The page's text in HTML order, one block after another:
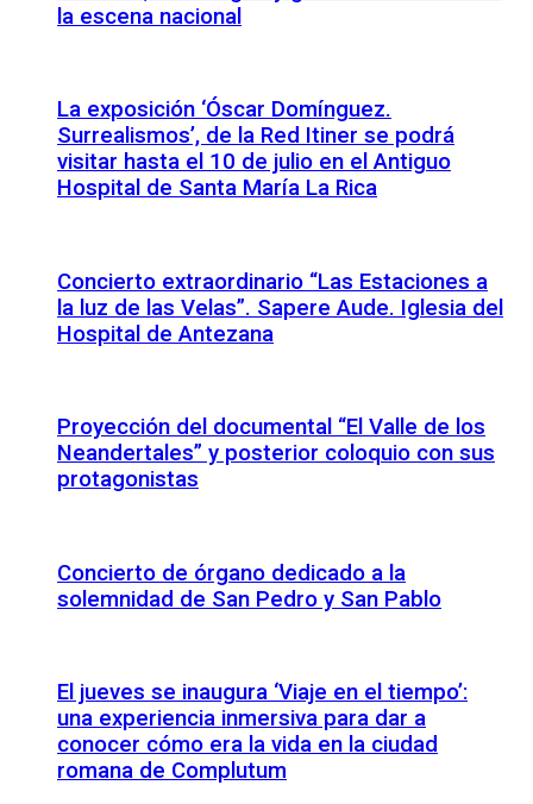
la escena nacional
La exposición ‘Óscar Domínguez.
Surrealismos’, de la Red Itiner se podrá
visitar hasta el 10 de julio en el Antiguo
Hospital de Santa María La Rica
Concierto extraordinario “Las Estaciones a
la luz de las Velas”. Sapere Aude. Iglesia del
Hospital de Antezana
Proyección del documental “El Valle de los
Neandertales” y posterior coloquio con sus
protagonistas
Concierto de órgano dedicado a la
solemnidad de San Pedro y San Pablo
El jueves se inaugura ‘Viaje en el tiempo’:
una experiencia inmersiva para dar a
conocer cómo era la vida en la ciudad
romana de Complutum